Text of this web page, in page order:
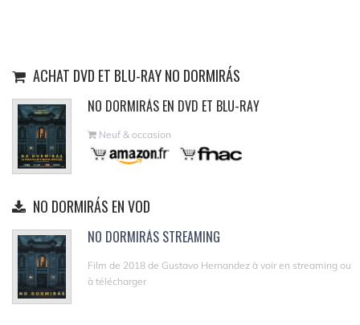
ACHAT DVD ET BLU-RAY NO DORMIRÁS
NO DORMIRÁS EN DVD ET BLU-RAY
Neuf & occasion
NO DORMIRÁS EN VOD
NO DORMIRÁS STREAMING
Film de 2018 de Gustavo Hernandez à voir en streaming ou
à télécharger